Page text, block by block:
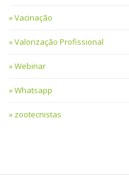
Vacinação
Valorização Profissional
Webinar
Whatsapp
zootecnistas